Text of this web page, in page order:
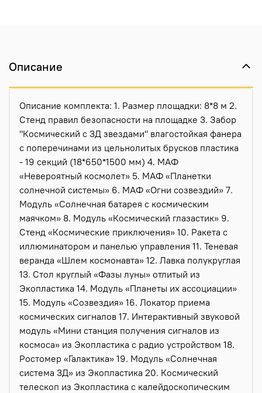
Описание
Описание комплекта: 1. Размер площадки: 8*8 м 2.
Стенд правил безопасности на площадке 3. Забор
"Космический с 3Д звездами" влагостойкая фанера
с поперечинами из цельнолитых брусков пластика
- 19 секций (18*650*1500 мм) 4. МАФ
«Невероятный космолет» 5. МАФ «Планетки
солнечной системы» 6. МАФ «Огни созвездий» 7.
Модуль «Солнечная батарея с космическим
маячком» 8. Модуль «Космический глазастик» 9.
Стенд «Космические приключения» 10. Ракета с
иллюминатором и панелью управления 11. Теневая
веранда «Шлем космонавта» 12. Лавка полукруглая
13. Стол круглый «Фазы луны» отлитый из
Экопластика 14. Модуль «Планеты их ассоциации»
15. Модуль «Созвездия» 16. Локатор приема
космических сигналов 17. Интерактивный звуковой
модуль «Мини станция получения сигналов из
космоса» из Экопластика с радио устройством 18.
Ростомер «Галактика» 19. Модуль «Солнечная
система 3Д» из Экопластика 20. Космический
телескоп из Экопластика с калейдоскопическим